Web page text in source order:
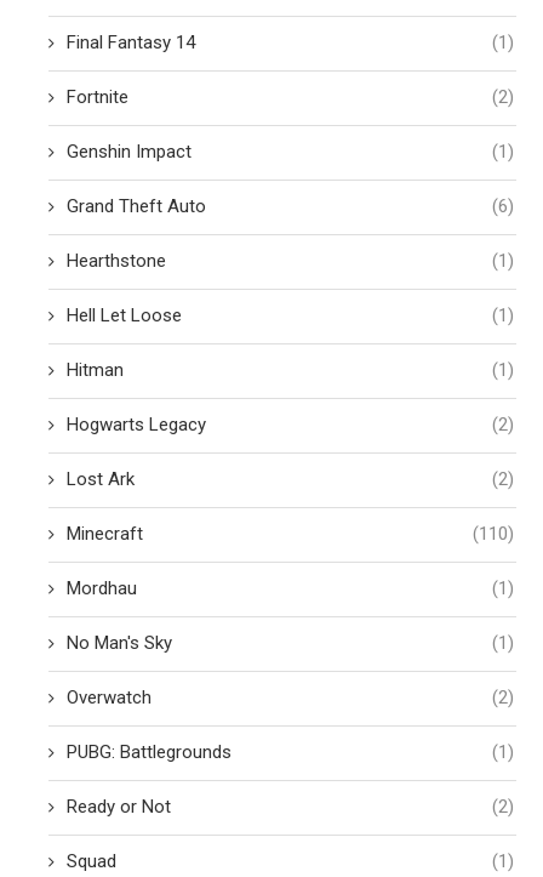
Final Fantasy 14 (1)
Fortnite (2)
Genshin Impact (1)
Grand Theft Auto (6)
Hearthstone (1)
Hell Let Loose (1)
Hitman (1)
Hogwarts Legacy (2)
Lost Ark (2)
Minecraft (110)
Mordhau (1)
No Man's Sky (1)
Overwatch (2)
PUBG: Battlegrounds (1)
Ready or Not (2)
Squad (1)